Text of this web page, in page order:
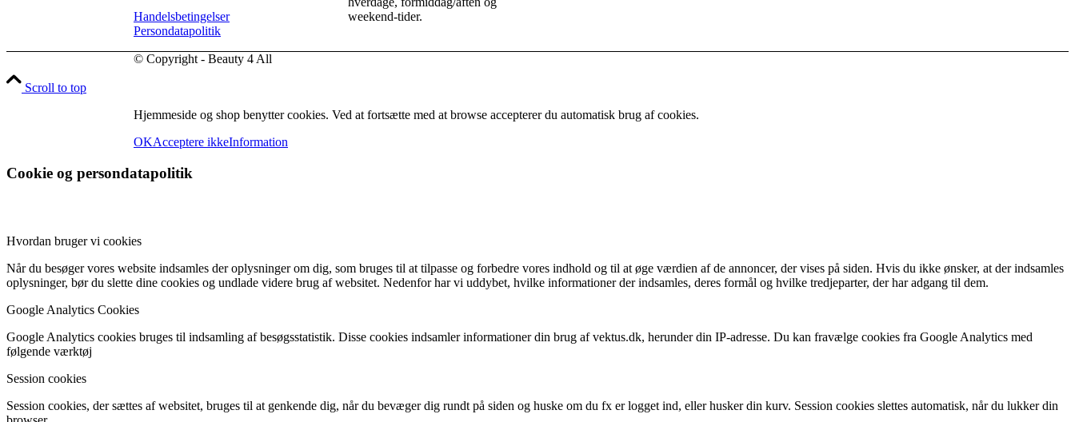
Handelsbetingelser
Persondatapolitik
weekend-tider.
© Copyright - Beauty 4 All
Scroll to top
Hjemmeside og shop benytter cookies. Ved at fortsætte med at browse accepterer du automatisk brug af cookies.
OKAcceptere ikkeInformation
Cookie og persondatapolitik
Hvordan bruger vi cookies
Når du besøger vores website indsamles der oplysninger om dig, som bruges til at tilpasse og forbedre vores indhold og til at øge værdien af de annoncer, der vises på siden. Hvis du ikke ønsker, at der indsamles
oplysninger, bør du slette dine cookies og undlade videre brug af websitet. Nedenfor har vi uddybet, hvilke informationer der indsamles, deres formål og hvilke tredjeparter, der har adgang til dem.
Google Analytics Cookies
Google Analytics cookies bruges til indsamling af besøgsstatistik. Disse cookies indsamler informationer din brug af vektus.dk, herunder din IP-adresse. Du kan fravælge cookies fra Google Analytics med
følgende værktøj
Session cookies
Session cookies, der sættes af websitet, bruges til at genkende dig, når du bevæger dig rundt på siden og huske om du fx er logget ind, eller husker din kurv. Session cookies slettes automatisk, når du lukker din